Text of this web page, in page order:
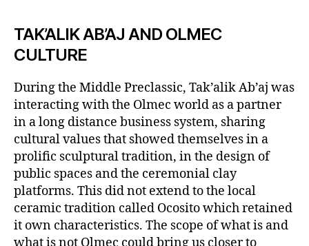
TAK’ALIK AB’AJ AND OLMEC
CULTURE
During the Middle Preclassic, Tak’alik Ab’aj was
interacting with the Olmec world as a partner
in a long distance business system, sharing
cultural values that showed themselves in a
prolific sculptural tradition, in the design of
public spaces and the ceremonial clay
platforms. This did not extend to the local
ceramic tradition called Ocosito which retained
it own characteristics. The scope of what is and
what is not Olmec could bring us closer to